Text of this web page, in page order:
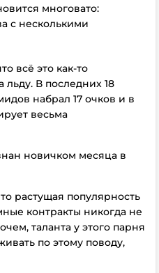
многовато:
с несколькими
всё это как-то
льду. В последних 18
набрал 17 очков и в
весьма
новичком месяца в
растущая популярность
контракты никогда не
таланта у этого парня
по этому поводу,